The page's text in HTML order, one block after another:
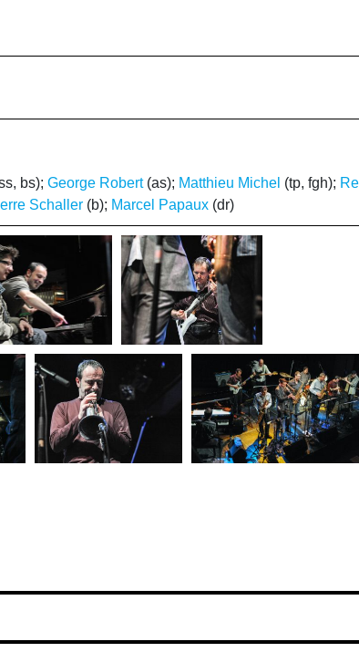
bs); George Robert(as); Matthieu Michel (tp, fgh);
Schaller(b); Marcel Papaux(dr)